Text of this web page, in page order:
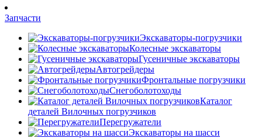
Запчасти
Экскаваторы-погрузчики
Колесные экскаваторы
Гусеничные экскаваторы
Автогрейдеры
Фронтальные погрузчики
Снегоболотоходы
Каталог
деталей Вилочных погрузчиков
Перегружатели
Экскаваторы на шасси